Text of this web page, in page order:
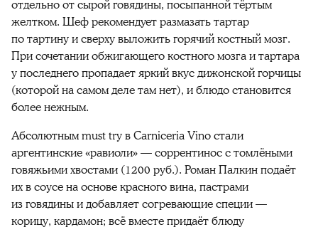
отдельно от сырой говядины, посыпанной тёртым
желтком. Шеф рекомендует размазать тартар
по тартину и сверху выложить горячий костный мозг.
При сочетании обжигающего костного мозга и тартара
у последнего пропадает яркий вкус дижонской горчицы
(которой на самом деле там нет), и блюдо становится
более нежным.
Абсолютным must try в Carniceria Vino стали
аргентинские «равиоли» — соррентинос с томлёными
говяжьими хвостами (1200 руб.). Роман Палкин подаёт
их в соусе на основе красного вина, пастрами
из говядины и добавляет согревающие специи —
корицу, кардамон; всё вместе придаёт блюду